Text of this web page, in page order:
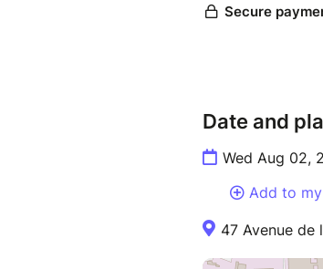
Date and
Wed Aug 02,
Add to
47 Avenue de